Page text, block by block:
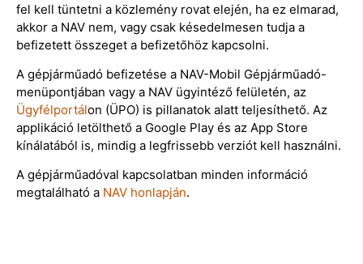
fel kell tüntetni a közlemény rovat elején, ha ez elmarad,
akkor a NAV nem, vagy csak késedelmesen tudja a
befizetett összeget a befizetőhöz kapcsolni.
A gépjárműadó befizetése a NAV-Mobil Gépjárműadó-
menüpontjában vagy a NAV ügyintéző felületén, az
Ügyfélportálon (ÜPO) is pillanatok alatt teljesíthető. Az
applikáció letölthető a Google Play és az App Store
kínálatából is, mindig a legfrissebb verziót kell használni.
A gépjárműadóval kapcsolatban minden információ
megtalálható a NAV honlapján.